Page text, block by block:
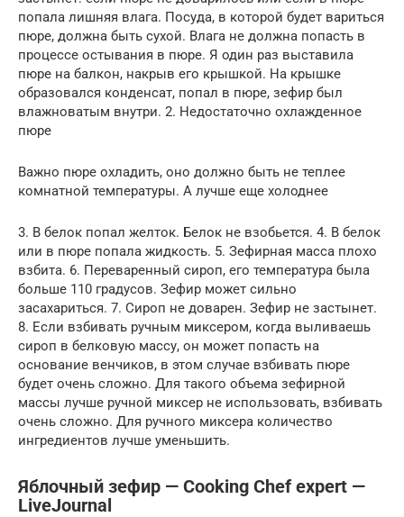
попала лишняя влага. Посуда, в которой будет вариться
пюре, должна быть сухой. Влага не должна попасть в
процессе остывания в пюре. Я один раз выставила
пюре на балкон, накрыв его крышкой. На крышке
образовался конденсат, попал в пюре, зефир был
влажноватым внутри. 2. Недостаточно охлажденное
пюре
Важно пюре охладить, оно должно быть не теплее
комнатной температуры. А лучше еще холоднее
3. В белок попал желток. Белок не взобьется. 4. В белок
или в пюре попала жидкость. 5. Зефирная масса плохо
взбита. 6. Переваренный сироп, его температура была
больше 110 градусов. Зефир может сильно
засахариться. 7. Сироп не доварен. Зефир не застынет.
8. Если взбивать ручным миксером, когда выливаешь
сироп в белковую массу, он может попасть на
основание венчиков, в этом случае взбивать пюре
будет очень сложно. Для такого объема зефирной
массы лучше ручной миксер не использовать, взбивать
очень сложно. Для ручного миксера количество
ингредиентов лучше уменьшить.
Яблочный зефир — Cooking Chef expert —
LiveJournal